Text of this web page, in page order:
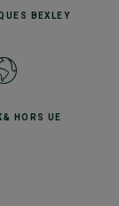
BEXLEY
& HORS UE